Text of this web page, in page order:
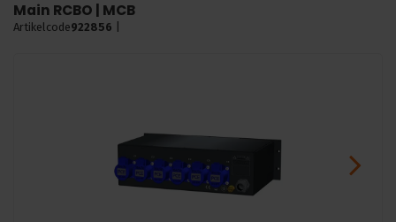
Main RCBO | MCB
Artikelcode922856